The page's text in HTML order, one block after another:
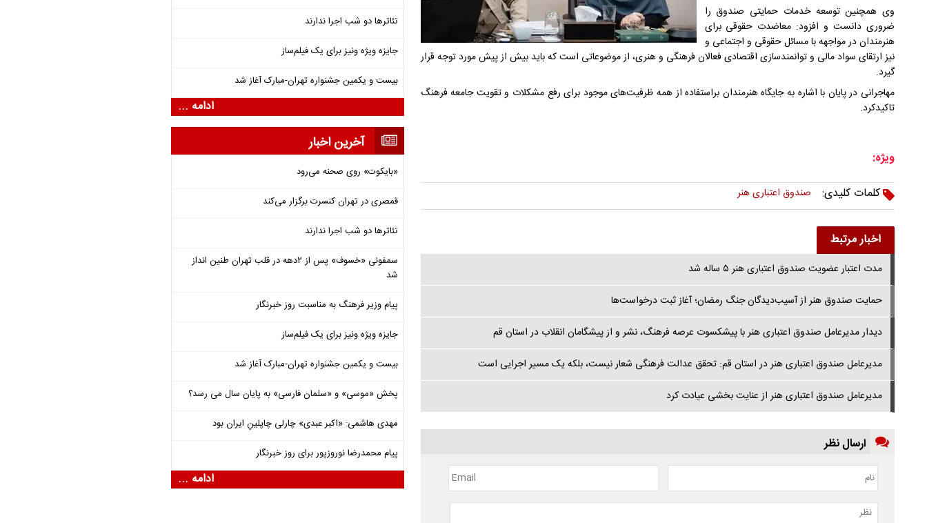
وی همچنین توسعه خدمات حمایتی صندوق را
ضروری دانست و افزود: معاضدت حقوقی برای
هنرمندان در مواجهه با مسائل حقوقی و اجتماعی و
نیز ارتقای سواد مالی و توانمندسازی اقتصادی فعالان فرهنگی و هنری، از موضوعاتی است که باید بیش از پیش مورد توجه قرار
گیرد.
مهاجرانی در پایان با اشاره به جایگاه هنرمندان براستفاده از همه ظرفیت‌های موجود برای رفع مشکلات و تقویت جامعه فرهنگ
تاکیدکرد.
ویژه:
کلمات کلیدی:
صندوق اعتباری هنر
اخبار مرتبط
مدت اعتبار عضویت صندوق اعتباری هنر ۵ ساله شد
حمایت صندوق هنر از آسیب‌دیدگان جنگ رمضان؛ آغاز ثبت درخواست‌ها
دیدار مدیرعامل صندوق اعتباری هنر با پیشکسوت عرصه فرهنگ، نشر و از پیشگامان انقلاب در استان قم
مدیرعامل صندوق اعتباری هنر در استان قم: تحقق عدالت فرهنگی شعار نیست، بلکه یک مسیر اجرایی است
مدیرعامل صندوق اعتباری هنر از عنایت بخشی عیادت کرد
ارسال نظر
تئاترها دو شب اجرا ندارند
جایزه ویژه ونیز برای یک فیلم‌ساز
بیست و یکمین جشنواره تهران-مبارک آغاز شد
ادامه ...
آخرین اخبار
«بایکوت» روی صحنه می‌رود
قمصری در تهران کنسرت برگزار می‌کند
تئاترها دو شب اجرا ندارند
سمفونی «خسوف» پس از ۲دهه در قلب تهران طنین انداز
شد
پیام وزیر فرهنگ به مناسبت روز خبرنگار
جایزه ویژه ونیز برای یک فیلم‌ساز
بیست و یکمین جشنواره تهران-مبارک آغاز شد
پخش «موسی» و «سلمان فارسی» به پایان سال می رسد؟
مهدی هاشمی: «اکبر عبدی» چارلی چاپلینِ ایران بود
پیام محمدرضا نوروزپور برای روز خبرنگار
ادامه ...